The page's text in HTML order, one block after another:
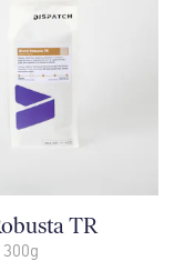
TR
300g